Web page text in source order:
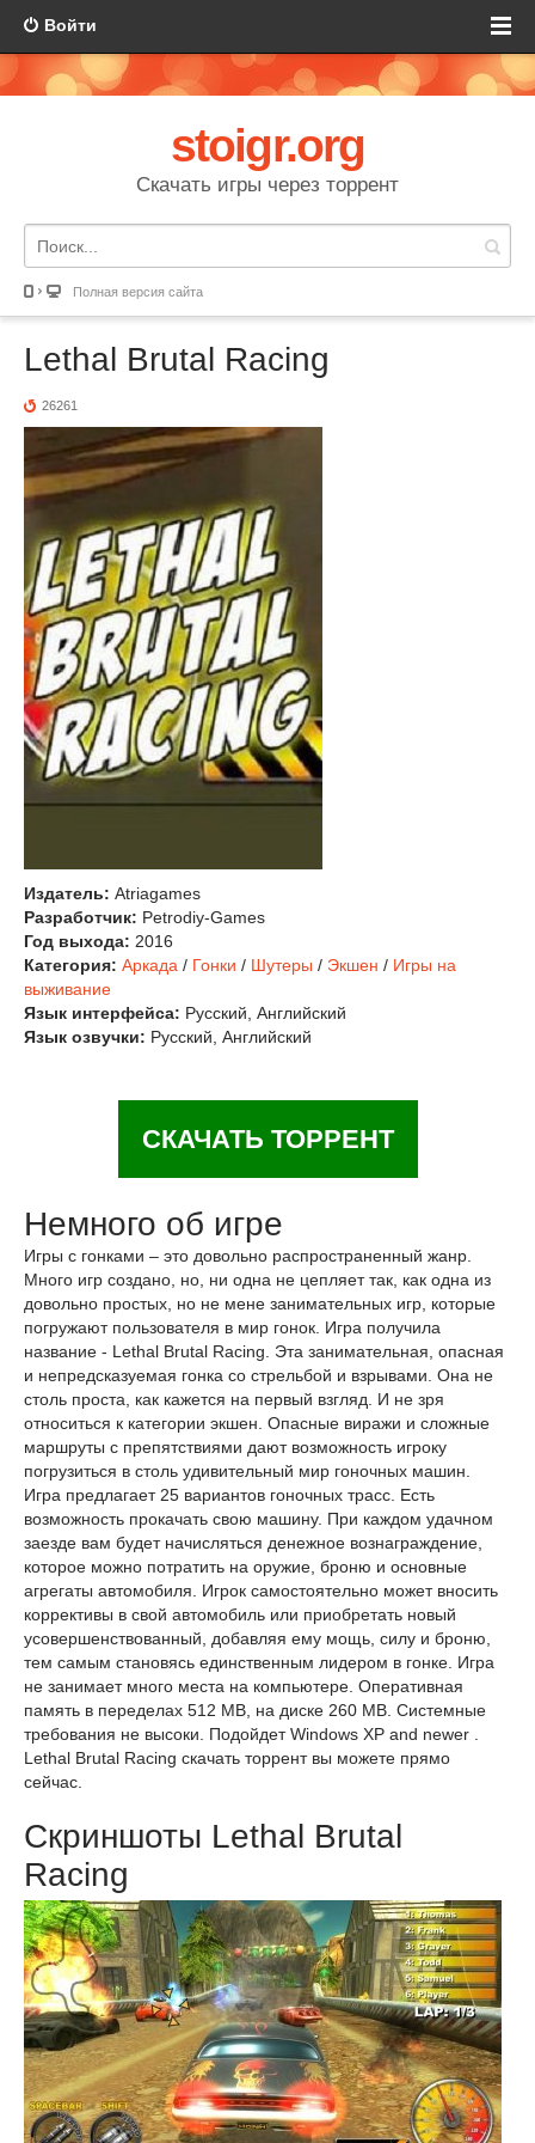
Войти
stoigr.org
Скачать игры через торрент
Полная версия сайта
Lethal Brutal Racing
26261
Издатель: Atriagames
Разработчик: Petrodiy-Games
Год выхода: 2016
Категория: Аркада / Гонки / Шутеры / Экшен / Игры на
выживание
Язык интерфейса: Русский, Английский
Язык озвучки: Русский, Английский
СКАЧАТЬ ТОРРЕНТ
Немного об игре
Игры с гонками – это довольно распространенный жанр.
Много игр создано, но, ни одна не цепляет так, как одна из
довольно простых, но не мене занимательных игр, которые
погружают пользователя в мир гонок. Игра получила
название - Lethal Brutal Racing. Эта занимательная, опасная
и непредсказуемая гонка со стрельбой и взрывами. Она не
столь проста, как кажется на первый взгляд. И не зря
относиться к категории экшен. Опасные виражи и сложные
маршруты с препятствиями дают возможность игроку
погрузиться в столь удивительный мир гоночных машин.
Игра предлагает 25 вариантов гоночных трасс. Есть
возможность прокачать свою машину. При каждом удачном
заезде вам будет начисляться денежное вознаграждение,
которое можно потратить на оружие, броню и основные
агрегаты автомобиля. Игрок самостоятельно может вносить
коррективы в свой автомобиль или приобретать новый
усовершенствованный, добавляя ему мощь, силу и броню,
тем самым становясь единственным лидером в гонке. Игра
не занимает много места на компьютере. Оперативная
память в переделах 512 МВ, на диске 260 МВ. Системные
требования не высоки. Подойдет Windows XP and newer .
Lethal Brutal Racing скачать торрент вы можете прямо
сейчас.
Скриншоты Lethal Brutal
Racing